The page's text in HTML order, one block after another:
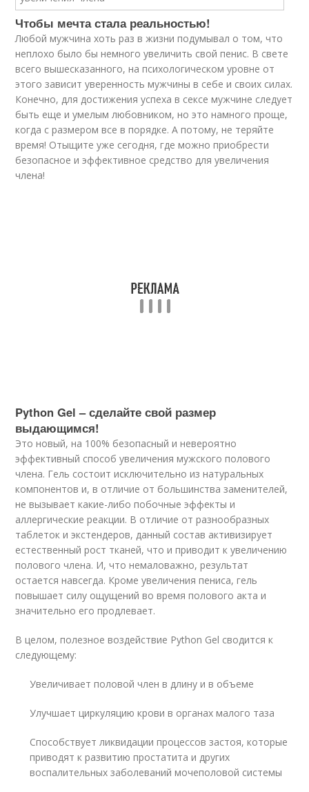
Чтобы мечта стала реальностью!
Любой мужчина хоть раз в жизни подумывал о том, что
неплохо было бы немного увеличить свой пенис. В свете
всего вышесказанного, на психологическом уровне от
этого зависит уверенность мужчины в себе и своих силах.
Конечно, для достижения успеха в сексе мужчине следует
быть еще и умелым любовником, но это намного проще,
когда с размером все в порядке. А потому, не теряйте
время! Отыщите уже сегодня, где можно приобрести
безопасное и эффективное средство для увеличения
члена!
Python Gel – сделайте свой размер
выдающимся!
Это новый, на 100% безопасный и невероятно
эффективный способ увеличения мужского полового
члена. Гель состоит исключительно из натуральных
компонентов и, в отличие от большинства заменителей,
не вызывает какие-либо побочные эффекты и
аллергические реакции. В отличие от разнообразных
таблеток и экстендеров, данный состав активизирует
естественный рост тканей, что и приводит к увеличению
полового члена. И, что немаловажно, результат
остается навсегда. Кроме увеличения пениса, гель
повышает силу ощущений во время полового акта и
значительно его продлевает.
В целом, полезное воздействие Python Gel сводится к
следующему:
Увеличивает половой член в длину и в объеме
Улучшает циркуляцию крови в органах малого таза
Способствует ликвидации процессов застоя, которые
приводят к развитию простатита и других
воспалительных заболеваний мочеполовой системы